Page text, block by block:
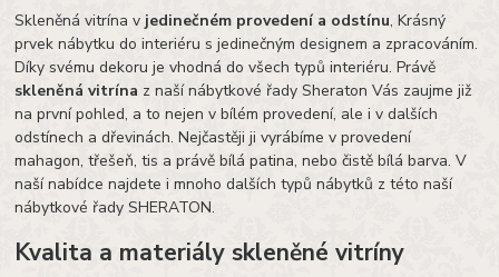
Skleněná vitrína v jedinečném provedení a odstínu, Krásný
prvek nábytku do interiéru s jedinečným designem a zpracováním.
Díky svému dekoru je vhodná do všech typů interiéru. Právě
skleněná vitrína z naší nábytkové řady Sheraton Vás zaujme již
na první pohled, a to nejen v bílém provedení, ale i v dalších
odstínech a dřevinách. Nejčastěji ji vyrábíme v provedení
mahagon, třešeň, tis a právě bílá patina, nebo čistě bílá barva. V
naší nabídce najdete i mnoho dalších typů nábytků z této naší
nábytkové řady SHERATON.
Kvalita a materiály skleněné vitríny